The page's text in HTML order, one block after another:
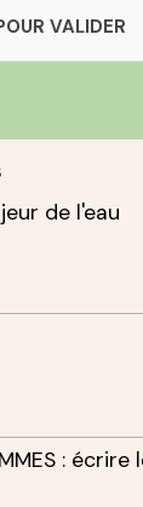
VALIDER
de l'eau
: